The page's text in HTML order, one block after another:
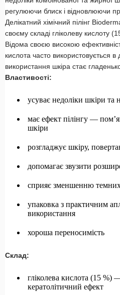
регулюючи блиск і відновлюючи
Делікатний хімічний пілінг
своєму складі гліколеву кислоту
Відома своєю високою
кислота часто використовується в
використання шкіра стає
Властивості:
усуває недоліки шкіри та
має ефект пілінгу —
шкіри
розгладжує шкіру,
допомагає звузити
сприяє зменшенню
упаковка з практичним
використання
хороша переносимість
Склад:
гліколева кислота (15 %)
кератолітичний ефект